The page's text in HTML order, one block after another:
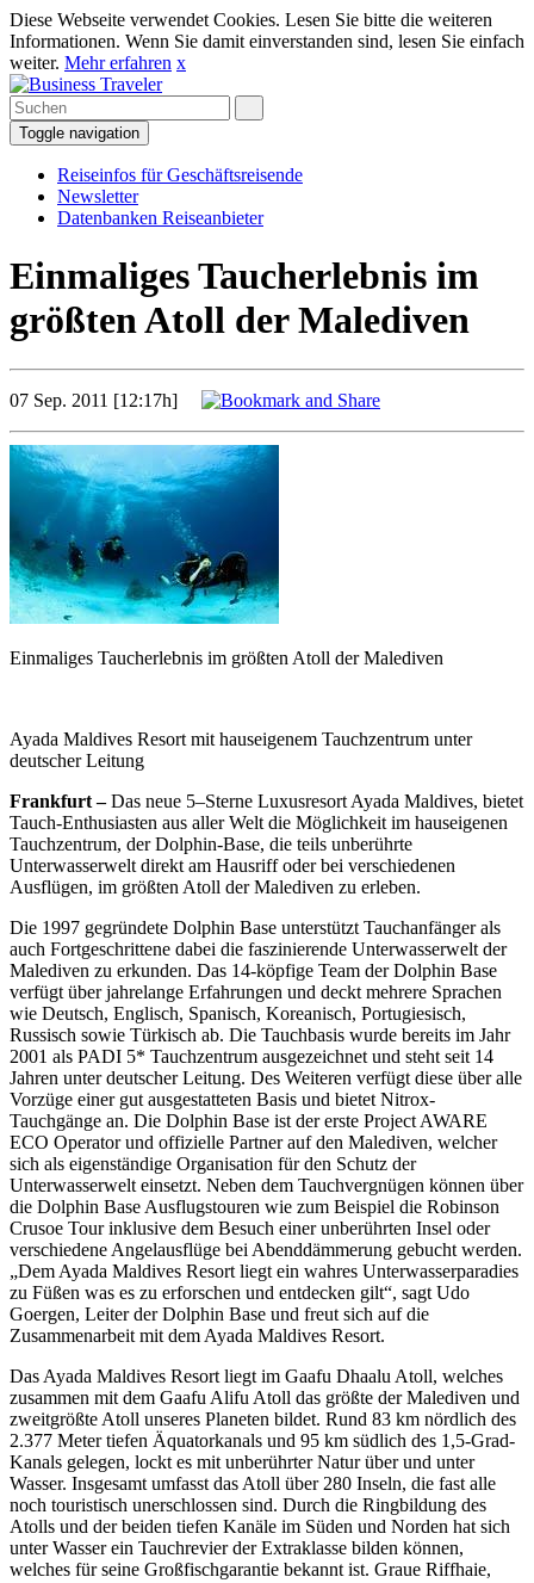
Diese Webseite verwendet Cookies. Lesen Sie bitte die weiteren
Informationen. Wenn Sie damit einverstanden sind, lesen Sie einfach
weiter. Mehr erfahren x
Toggle navigation
Reiseinfos für Geschäftsreisende
Newsletter
Datenbanken Reiseanbieter
Einmaliges Taucherlebnis im
größten Atoll der Malediven
07 Sep. 2011 [12:17h]
Einmaliges Taucherlebnis im größten Atoll der Malediven
Ayada Maldives Resort mit hauseigenem Tauchzentrum unter
deutscher Leitung
Frankfurt –Das neue 5–Sterne Luxusresort Ayada Maldives, bietet
Tauch-Enthusiasten aus aller Welt die Möglichkeit im hauseigenen
Tauchzentrum, der Dolphin-Base, die teils unberührte
Unterwasserwelt direkt am Hausriff oder bei verschiedenen
Ausflügen, im größten Atoll der Malediven zu erleben.
Die 1997 gegründete Dolphin Base unterstützt Tauchanfänger als
auch Fortgeschrittene dabei die faszinierende Unterwasserwelt der
Malediven zu erkunden. Das 14-köpfige Team der Dolphin Base
verfügt über jahrelange Erfahrungen und deckt mehrere Sprachen
wie Deutsch, Englisch, Spanisch, Koreanisch, Portugiesisch,
Russisch sowie Türkisch ab. Die Tauchbasis wurde bereits im Jahr
2001 als PADI 5* Tauchzentrum ausgezeichnet und steht seit 14
Jahren unter deutscher Leitung. Des Weiteren verfügt diese über alle
Vorzüge einer gut ausgestatteten Basis und bietet Nitrox-
Tauchgänge an. Die Dolphin Base ist der erste Project AWARE
ECO Operator und offizielle Partner auf den Malediven, welcher
sich als eigenständige Organisation für den Schutz der
Unterwasserwelt einsetzt. Neben dem Tauchvergnügen können über
die Dolphin Base Ausflugstouren wie zum Beispiel die Robinson
Crusoe Tour inklusive dem Besuch einer unberührten Insel oder
verschiedene Angelausflüge bei Abenddämmerung gebucht werden.
„Dem Ayada Maldives Resort liegt ein wahres Unterwasserparadies
zu Füßen was es zu erforschen und entdecken gilt“, sagt Udo
Goergen, Leiter der Dolphin Base und freut sich auf die
Zusammenarbeit mit dem Ayada Maldives Resort.
Das Ayada Maldives Resort liegt im Gaafu Dhaalu Atoll, welches
zusammen mit dem Gaafu Alifu Atoll das größte der Malediven und
zweitgrößte Atoll unseres Planeten bildet. Rund 83 km nördlich des
2.377 Meter tiefen Äquatorkanals und 95 km südlich des 1,5-Grad-
Kanals gelegen, lockt es mit unberührter Natur über und unter
Wasser. Insgesamt umfasst das Atoll über 280 Inseln, die fast alle
noch touristisch unerschlossen sind. Durch die Ringbildung des
Atolls und der beiden tiefen Kanäle im Süden und Norden hat sich
unter Wasser ein Tauchrevier der Extraklasse bilden können,
welches für seine Großfischgarantie bekannt ist. Graue Riffhaie,